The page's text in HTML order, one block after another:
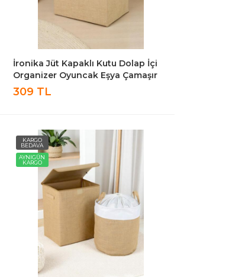
İronika Jüt Kapaklı Kutu Dolap İçi
Organizer Oyuncak Eşya Çamaşır
Saklama Kutusu Düzenleyici
35X42X23
309 TL
KARGO
BEDAVA
AYNIGÜN
KARGO